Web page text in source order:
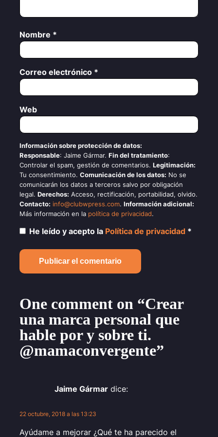
Nombre *
Correo electrónico *
Web
Información sobre protección de datos:
Responsable: Jaime Gármar. Fin del tratamiento:
Controlar el spam, gestión de comentarios. Legitimación:
Tu consentimiento. Comunicación de los datos: No se
comunicarán los datos a terceros salvo por obligación
legal. Derechos: Acceso, rectificación, portabilidad, olvido.
Contacto: info@clubwpress.com. Información adicional:
Más información en la política de privacidad.
He leído y acepto la Política de privacidad *
One comment on “Crear
una marca personal que
hable por y sobre ti.
@mamaconvergente”
Jaime Gármar dice:
22 octubre, 2018 a las 13:23
Ayúdame a mejorar ¿Qué te ha parecido el